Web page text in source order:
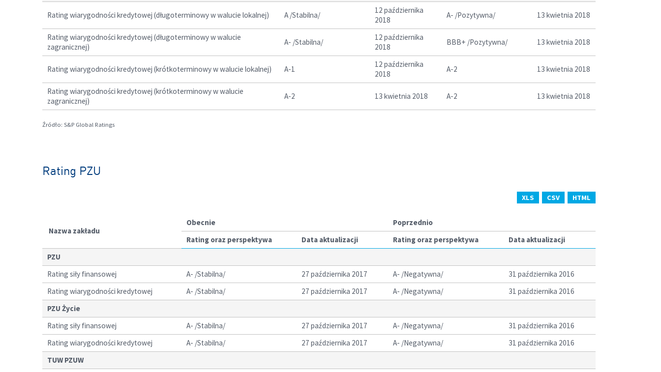
Rating wiarygodności kredytowej (długoterminowy w walucie lokalnej) A /Stabilna/
12 października
2018
A- /Pozytywna/ 13 kwietnia 2018
Rating wiarygodności kredytowej (długoterminowy w walucie
zagranicznej)
A- /Stabilna/
12 października
2018
BBB+ /Pozytywna/ 13 kwietnia 2018
Rating wiarygodności kredytowej (krótkoterminowy w walucie lokalnej) A-1
12 października
2018
A-2 13 kwietnia 2018
Rating wiarygodności kredytowej (krótkoterminowy w walucie
zagranicznej)
A-2 13 kwietnia 2018 A-2 13 kwietnia 2018
Źródło: S&P Global Ratings
Rating PZU
XLS CSV HTML
Nazwa zakładu
Obecnie
Poprzednio
Rating oraz perspektywa
Data aktualizacji Rating oraz perspektywa
Data aktualizacji
PZU
Rating siły finansowej
A- /Stabilna/ 27 października 2017 A- /Negatywna/
31 października 2016
Rating wiarygodności kredytowej
A- /Stabilna/ 27 października 2017 A- /Negatywna/
31 października 2016
PZU Życie
Rating siły finansowej
A- /Stabilna/ 27 października 2017 A- /Negatywna/
31 października 2016
Rating wiarygodności kredytowej
A- /Stabilna/ 27 października 2017 A- /Negatywna/
31 października 2016
TUW PZUW